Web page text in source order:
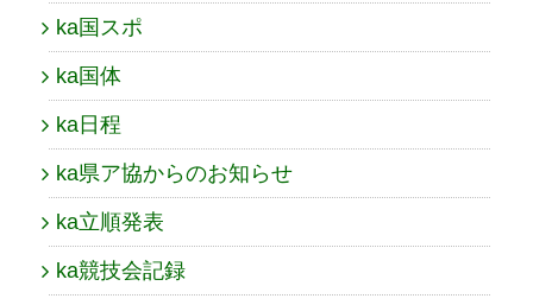
ka国スポ
ka国体
ka日程
ka県ア協からのお知らせ
ka立順発表
ka競技会記録